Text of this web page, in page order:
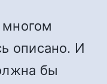
описано. И
бы